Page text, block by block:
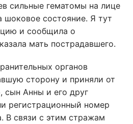
сильные гематомы на лице
состояние. Я тут
и сообщила о
мать пострадавшего.
органов
сторону и приняли от
сын Анны и его друг
регистрационный номер
В связи с этим стражам